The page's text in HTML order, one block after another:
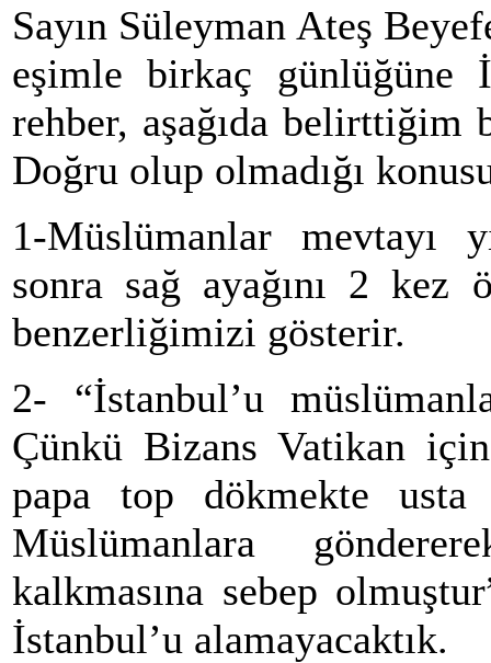
Sayın Süleyman Ateş
eşimle birkaç günlüğüne
rehber, aşağıda belirttiğim
Doğru olup olmadığı
1-Müslümanlar mevtayı
sonra sağ ayağını 2
benzerliğimizi gösterir.
2- “İstanbul’u
Çünkü Bizans Vatikan
papa top dökmekte
Müslümanlara
kalkmasına sebep
İstanbul’u alamayacaktık.